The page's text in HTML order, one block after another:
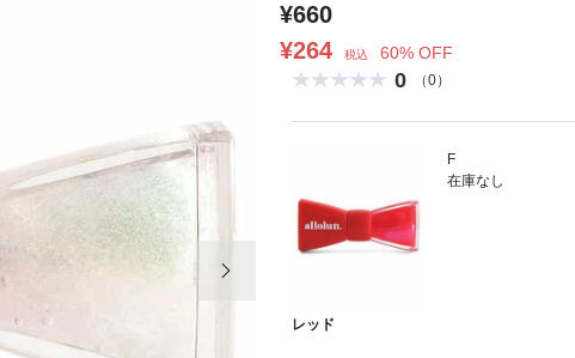
¥660
¥264
税込 60% OFF
0 （0）
レッド
F
在庫なし